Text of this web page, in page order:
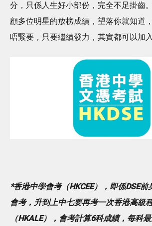
分，只係人生好小部份，完全不足掛齒
顧多位明星的放榜成績，望落你就知道
唔緊要，只要繼續發力，其實都可以加
*香港中學會考（HKCEE），即係DSE
會考，升到上中七要再考一次香港高級
（HKALE），會考計算6科成績，每科